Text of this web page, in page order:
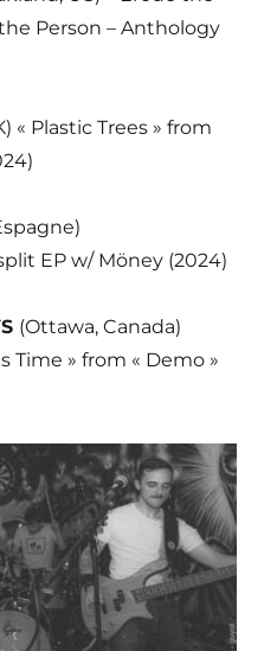
Person – Anthology
« Plastic Trees » from
EP w/ Möney (2024)
(Ottawa, Canada)
Time » from « Demo »